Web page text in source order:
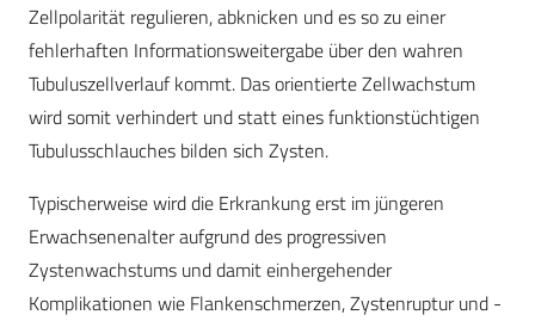
Zellpolarität regulieren, abknicken und es so zu einer
fehlerhaften Informationsweitergabe über den wahren
Tubuluszellverlauf kommt. Das orientierte Zellwachstum
wird somit verhindert und statt eines funktionstüchtigen
Tubulusschlauches bilden sich Zysten.
Typischerweise wird die Erkrankung erst im jüngeren
Erwachsenenalter aufgrund des progressiven
Zystenwachstums und damit einhergehender
Komplikationen wie Flankenschmerzen, Zystenruptur und -